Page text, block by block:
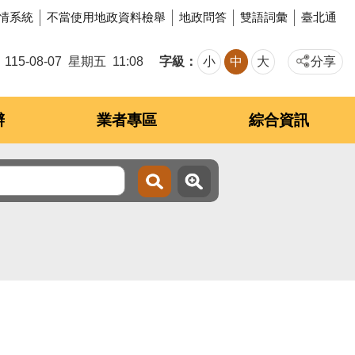
系統 不當使用地政資料檢舉 地政問答 雙語詞彙 臺北通
115-08-07 星期五 11:08 字級 小 中 大 分享
業者專區 綜合資訊